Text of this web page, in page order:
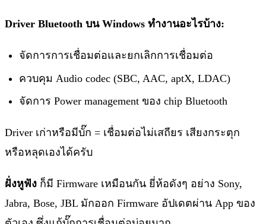
Driver Bluetooth บน Windows ทำงานอะไรบ้าง:
จัดการการเชื่อมต่อและยกเลิกการเชื่อมต่อ
ควบคุม Audio codec (SBC, AAC, aptX, LDAC)
จัดการ Power management ของ chip Bluetooth
Driver เก่าหรือมีบั๊ก = เชื่อมต่อไม่เสถียร เสียงกระตุก
หรือหลุดเองได้ครับ
ฝั่งหูฟัง ก็มี Firmware เหมือนกัน ยี่ห้อดังๆ อย่าง Sony,
Jabra, Bose, JBL มักออก Firmware อัปเดตผ่าน App ของ